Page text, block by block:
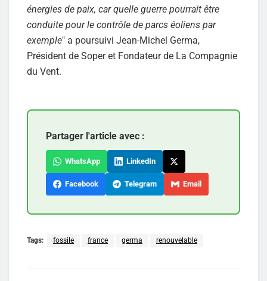
énergies de paix, car quelle guerre pourrait être
conduite pour le contrôle de parcs éoliens par
exemple" a poursuivi Jean-Michel Germa,
Président de Soper et Fondateur de La Compagnie
du Vent.
Partager l'article avec :
WhatsApp LinkedIn
Facebook Telegram Email
Tags: fossile france germa renouvelable